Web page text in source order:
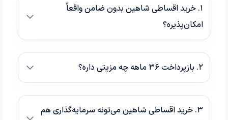
۱. خرید اقساطی شاهین بدون ضامن واقعاً
امکان‌پذیره؟
۲. بازپرداخت ۳۶ ماهه چه مزیتی داره؟
۳. خرید اقساطی شاهین می‌تونه سرمایه‌گذاری هم